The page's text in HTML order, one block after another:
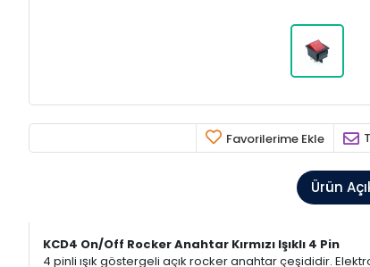
Favorilerime Ekle
Ürün
KCD4 On/Off Rocker Anahtar Kırmızı Işıklı 4 Pin
4 pinli ışık göstergeli açık rocker anahtar çeşididir.